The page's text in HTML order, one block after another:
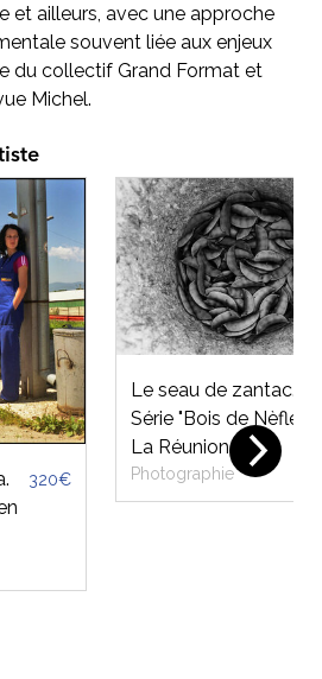
et ailleurs, avec une approche
souvent liée aux enjeux
du collectif Grand Format et
Michel.
320€
Le seau de zantac.
Série "Bois de Nèfle".
La Réunion.
Photographie